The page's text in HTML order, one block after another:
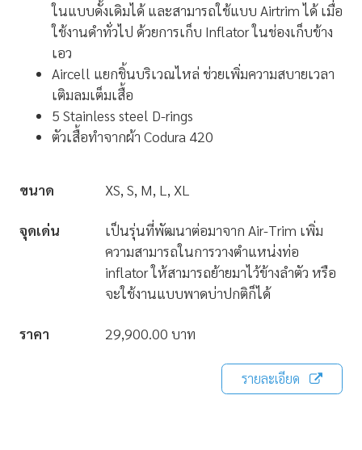
ในแบบดั้งเดิมได้ และสามารถใช้แบบ Airtrim ได้ เมื่อ
ใช้งานดำทั่วไป ด้วยการเก็บ Inflator ในช่องเก็บข้าง
เอว
Aircell แยกชิ้นบริเวณไหล่ ช่วยเพิ่มความสบายเวลา
เติมลมเต็มเสื้อ
5 Stainless steel D-rings
ตัวเสื้อทำจากผ้า Codura 420
ขนาด XS, S, M, L, XL
จุดเด่น
เป็นรุ่นที่พัฒนาต่อมาจาก Air-Trim เพิ่ม
ความสามารถในการวางตำแหน่งท่อ
inflator ให้สามารถย้ายมาไว้ข้างลำตัว หรือ
จะใช้งานแบบพาดบ่าปกติก็ได้
ราคา 29,900.00 บาท
รายละเอียด